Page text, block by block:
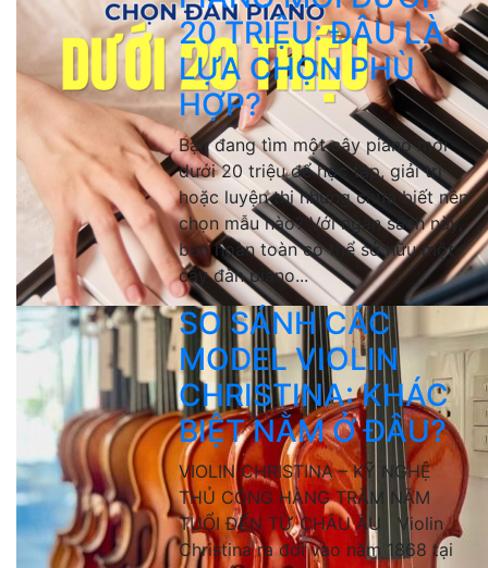
20 TRIỆU: ĐÂU LÀ
LỰA CHỌN PHÙ
HỢP?
Bạn đang tìm một cây piano mới
dưới 20 triệu để học tập, giải trí
hoặc luyện thi nhưng chưa biết nên
chọn mẫu nào? Với ngân sách này,
bạn hoàn toàn có thể sở hữu một
cây đàn piano...
SO SÁNH CÁC
MODEL VIOLIN
CHRISTINA: KHÁC
BIỆT NẰM Ở ĐÂU?
VIOLIN CHRISTINA – KỸ NGHỆ
THỦ CÔNG HÀNG TRĂM NĂM
TUỔI ĐẾN TỪ CHÂU ÂU Violin
Christina ra đời vào năm 1868 tại